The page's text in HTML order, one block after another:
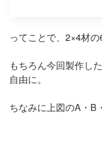
ってことで、2×4材
もちろん今回製作し
自由に。
ちなみに上図のA・B